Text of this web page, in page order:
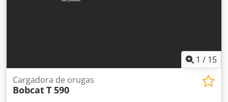
1 / 15
Cargadora de orugas
BobcatT 590